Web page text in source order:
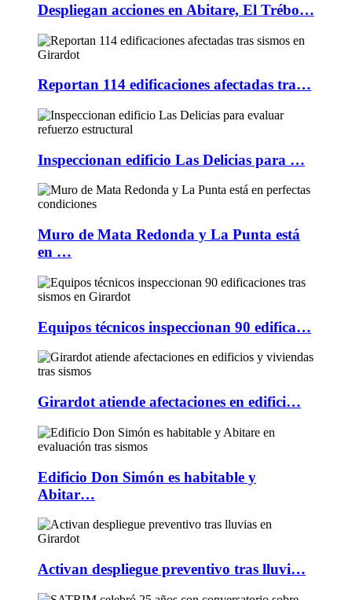
Despliegan acciones en Abitare, El Trébo…
Reportan 114 edificaciones afectadas tra…
Inspeccionan edificio Las Delicias para …
Muro de Mata Redonda y La Punta está
en …
Equipos técnicos inspeccionan 90 edifica…
Girardot atiende afectaciones en edifici…
Edificio Don Simón es habitable y
Abitar…
Activan despliegue preventivo tras lluvi…